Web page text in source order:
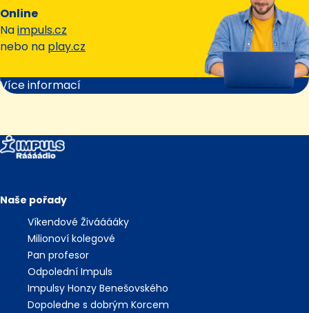
Online
Naimpuls.cz
nebo na play.cz
Více informací
Naše pořady
Víkendové Živááááky
Milionoví kolegové
Pan profesor
Odpolední Impuls
Impulsy Honzy Benešovského
Dopoledne s dobrým Korcem